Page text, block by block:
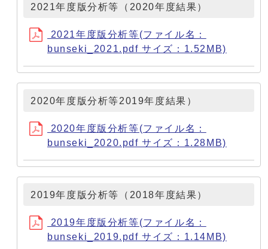
2021年度版分析等（2020年度結果）
2021年度版分析等(ファイル名：
bunseki_2021.pdf サイズ：1.52MB)
2020年度版分析等2019年度結果）
2020年度版分析等(ファイル名：
bunseki_2020.pdf サイズ：1.28MB)
2019年度版分析等（2018年度結果）
2019年度版分析等(ファイル名：
bunseki_2019.pdf サイズ：1.14MB)